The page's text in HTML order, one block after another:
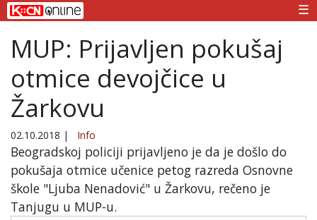
☰
MUP: Prijavljen pokušaj
otmice devojčice u
Žarkovu
02.10.2018 | Info
Beogradskoj policiji prijavljeno je da je došlo do
pokušaja otmice učenice petog razreda Osnovne
škole "Ljuba Nenadović" u Žarkovu, rečeno je
Tanjugu u MUP-u.